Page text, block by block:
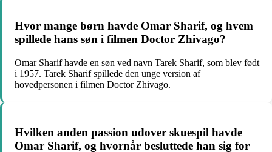
Hvor mange børn havde Omar Sharif, og hvem
spillede hans søn i filmen Doctor Zhivago?
Omar Sharif havde en søn ved navn Tarek Sharif, som blev født
i 1957. Tarek Sharif spillede den unge version af
hovedpersonen i filmen Doctor Zhivago.
Hvilken anden passion udover skuespil havde
Omar Sharif, og hvornår besluttede han sig for